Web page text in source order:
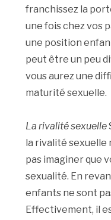
franchissez la
une fois chez vos
une position
peut être un peu
vous aurez une
maturité sexuelle.
La rivalité sexuelle
la rivalité sexuelle
pas imaginer que
sexualité. En
enfants ne sont
Effectivement, il